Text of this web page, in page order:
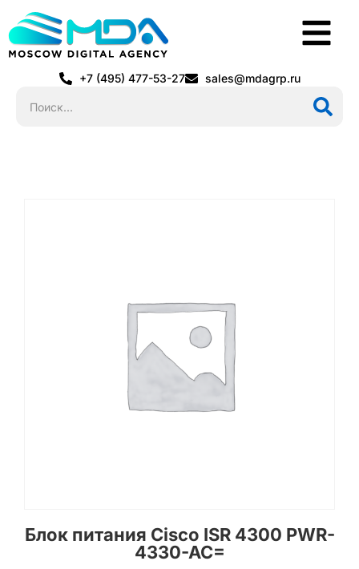
+7 (495) 477-53-27 sales@mdagrp.ru
Блок питания Cisco ISR 4300 PWR-
4330-AC=